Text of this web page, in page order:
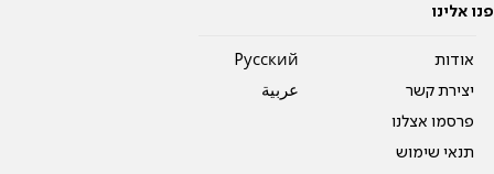
פנו אלינו
אודות
יצירת קשר
פרסמו אצלנו
תנאי שימוש
Pусский
عربية